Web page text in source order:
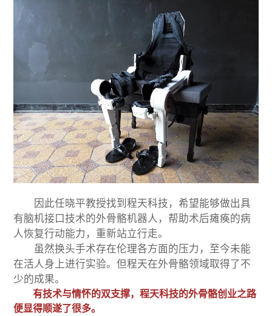
因此任晓平教授找到程天科技，希望能够做出具
有脑机接口技术的外骨骼机器人，帮助术后瘫痪的病
人恢复行动能力，重新站立行走。
虽然换头手术存在伦理各方面的压力，至今未能
在活人身上进行实验。但程天在外骨骼领域取得了不
少的成果。
有技术与情怀的双支撑，程天科技的外骨骼创业之路
便显得顺遂了很多。